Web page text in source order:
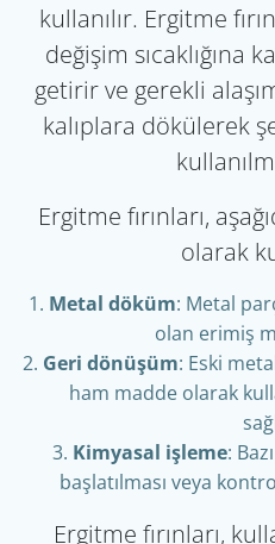
kullanılır. Ergitme
değişim sıcaklığına
getirir ve gerekli
kalıplara dökülerek
Ergitme fırınları,
olarak
Metal döküm: Metal
olan erimiş
Geri dönüşüm: Eski
ham madde olarak
Kimyasal işleme:
başlatılması veya
Ergitme fırınları,